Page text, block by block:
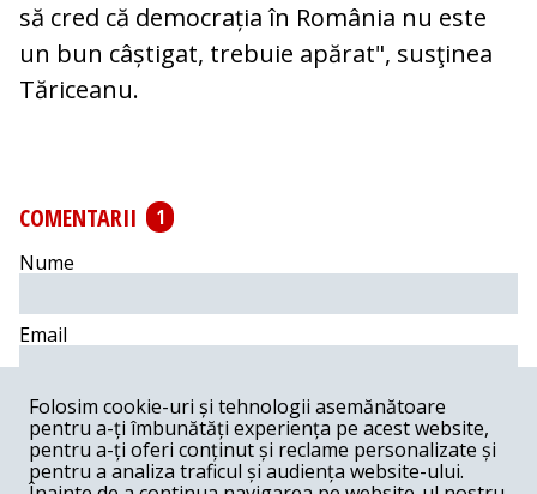
să cred că democrația în România nu este
un bun câștigat, trebuie apărat", susţinea
Tăriceanu.
COMENTARII
1
Nume
Email
Comentariu
Folosim cookie-uri și tehnologii asemănătoare
pentru a-ți îmbunătăți experiența pe acest website,
pentru a-ți oferi conținut și reclame personalizate și
pentru a analiza traficul și audiența website-ului.